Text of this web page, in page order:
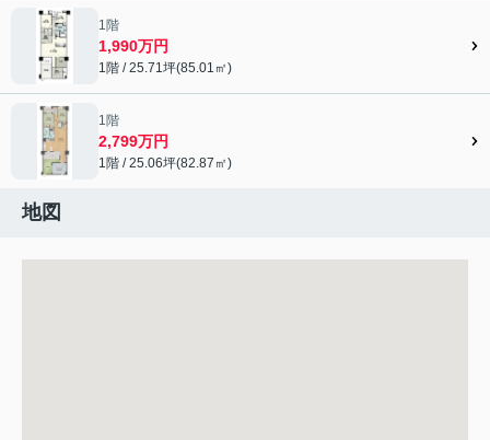
1階
1,990万円
1階 / 25.71坪(85.01㎡)
1階
2,799万円
1階 / 25.06坪(82.87㎡)
地図